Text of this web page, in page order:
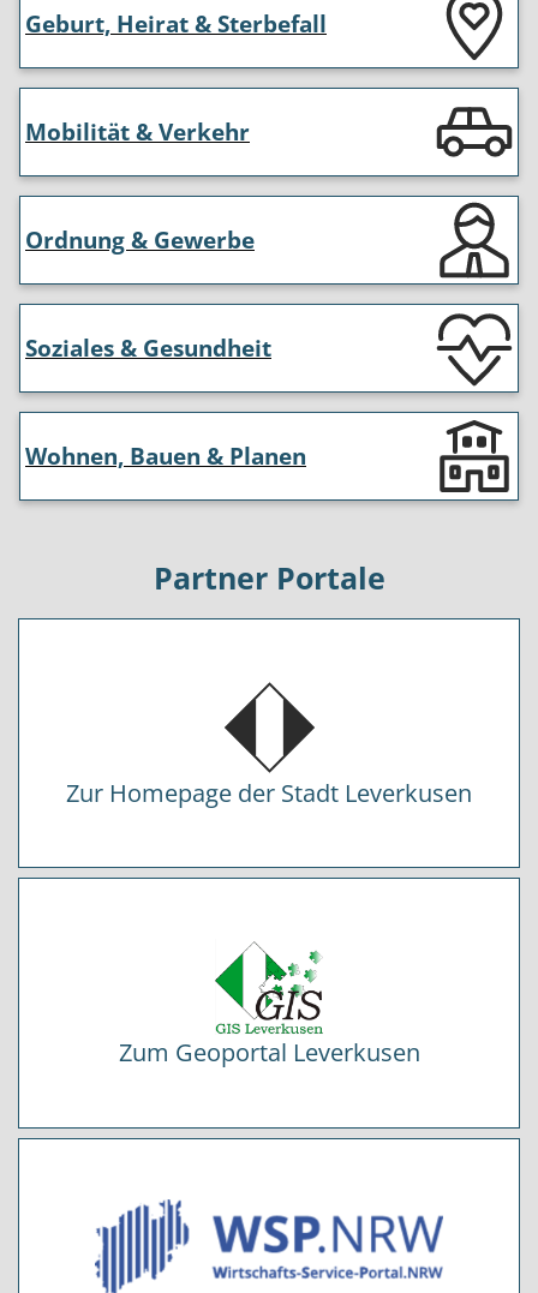
Geburt, Heirat & Sterbefall
Mobilität & Verkehr
Ordnung & Gewerbe
Soziales & Gesundheit
Wohnen, Bauen & Planen
Partner Portale
Zur Homepage der Stadt Leverkusen
Zum Geoportal Leverkusen